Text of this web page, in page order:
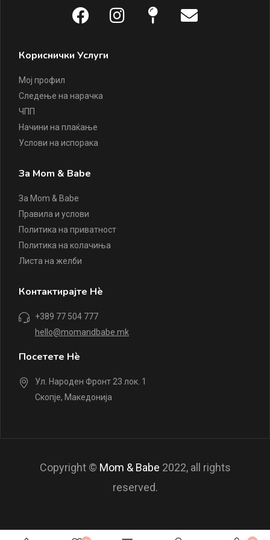
Кориснички Услуги
Мој профил
Следење на нарачка
ЧПП
Начини на плаќање
Услови на испорака
За Mom & Babe
За Mom & Babe
Правила и услови
Политика на приватност
Политика на колачиња
Листа на желби
Контактирајте Нè
+389 77 504 777
hello@momandbabe.mk
Посетете Нè
Ул. Народен Фронт 23 лок. 1
Скопје, Македонија
Copyright © Mom & Babe 2022, all rights
reserved.